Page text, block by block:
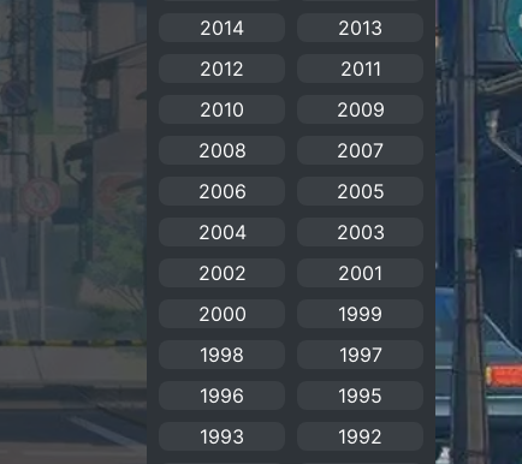
Animation อนิเมะ(72)
Animation แอนิเมชั่น(1)
anime (106)
Anime อนิเมะ (112)
Apple TV+ (1)
2014
2013
2012
2011
2010
2009
2008
2007
2006
2005
2004
2003
2002
2001
2000
1999
1998
1997
1996
1995
1993
1992